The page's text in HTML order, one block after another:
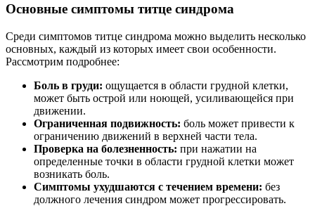
Основные симптомы титце синдрома
Среди симптомов титце синдрома можно выделить несколько
основных, каждый из которых имеет свои особенности.
Рассмотрим подробнее:
Боль в груди: ощущается в области грудной клетки,
может быть острой или ноющей, усиливающейся при
движении.
Ограниченная подвижность: боль может привести к
ограничению движений в верхней части тела.
Проверка на болезненность: при нажатии на
определенные точки в области грудной клетки может
возникать боль.
Симптомы ухудшаются с течением времени: без
должного лечения синдром может прогрессировать.